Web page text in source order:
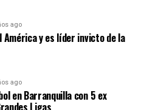
ago
América y es líder invicto de la
ago
en Barranquilla con 5 ex